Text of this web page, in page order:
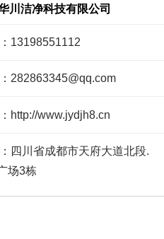
川洁净科技有限公司
13198551112
282863345@qq.com
http://www.jydjh8.cn
四川省成都市天府大道北段.
场3栋